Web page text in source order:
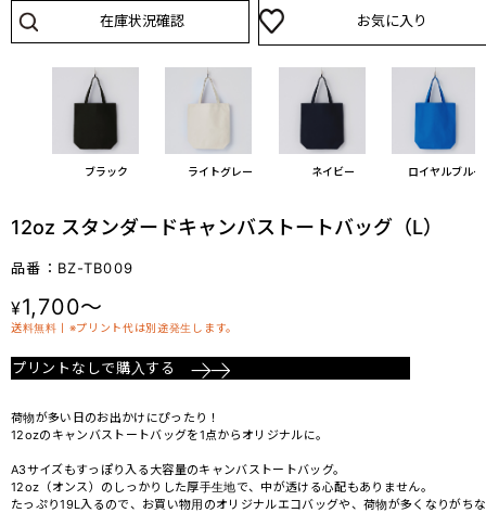
在庫状況確認 お気に入り
ブラック ライトグレー ネイビー ロイヤルブルー
12oz スタンダードキャンバストートバッグ（L）
品番：BZ-TB009
¥1,700～
送料無料丨※プリント代は別途発生します。
プリントなしで購入する
荷物が多い日のお出かけにぴったり！
12ozのキャンバストートバッグを1点からオリジナルに。
A3サイズもすっぽり入る大容量のキャンバストートバッグ。
12oz（オンス）のしっかりした厚手生地で、中が透ける心配もありません。
たっぷり19L入るので、お買い物用のオリジナルエコバッグや、荷物が多くなりがちな